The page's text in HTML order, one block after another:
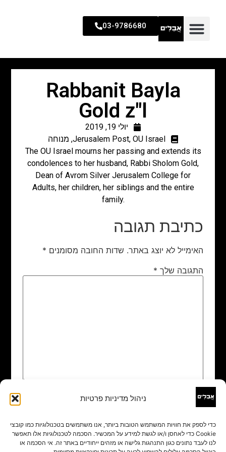
ניהול מדיניות פרטיות
כדי לספק את חוויות המשתמש הטובות ביותר, אנו משתמשים בטכנולוגיות כמו קובצי
Cookie כדי לאחסן ו/או לגשת למידע על המכשיר. הסכמה לטכנולוגיות אלו תאפשר
לנו לעבד נתונים כגון התנהגות גלישה או מזהים ייחודיים באתר זה. אי הסכמה או
03-9786680
Rabbanit Bayla
Gold z"l
יולי 19, 2019
Jerusalem Post, OU Israel
, מנוחה
The OU Israel mourns her passing and extends its
condolences to her husband, Rabbi Sholom Gold,
Dean of Avrom Silver Jerusalem College for
Adults, her children, her siblings and the entire
family.
כתיבת תגובה
האימייל לא יוצג באתר. שדות החובה מסומנים *
התגובה שלך *
שם
אימייל*